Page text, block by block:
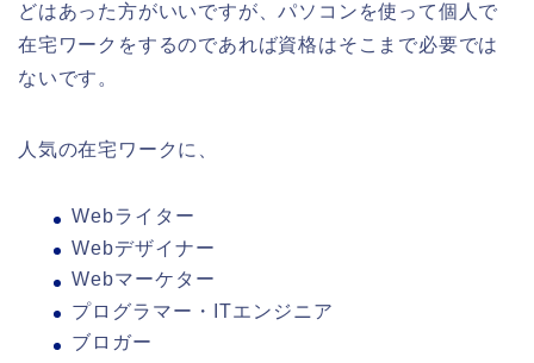
どはあった方がいいですが、パソコンを使って個人で
在宅ワークをするのであれば資格はそこまで必要では
ないです。
人気の在宅ワークに、
Webライター
Webデザイナー
Webマーケター
プログラマー・ITエンジニア
ブロガー